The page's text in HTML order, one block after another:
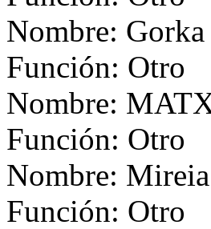
Nombre:
Función: Otro
Nombre:
Función: Otro
Nombre:
Función: Otro